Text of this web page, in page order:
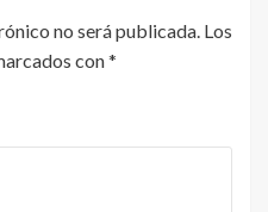
no será publicada. Los
con*